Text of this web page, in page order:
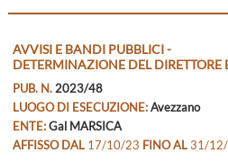
AVVISI E BANDI PUBBLICI -
DETERMINAZIONE DEL DIRETTORE
PUB. N. 2023/48
LUOGO DI ESECUZIONE:Avezzano
ENTE:Gal MARSICA
AFFISSO DAL 17/10/23 FINO AL31/